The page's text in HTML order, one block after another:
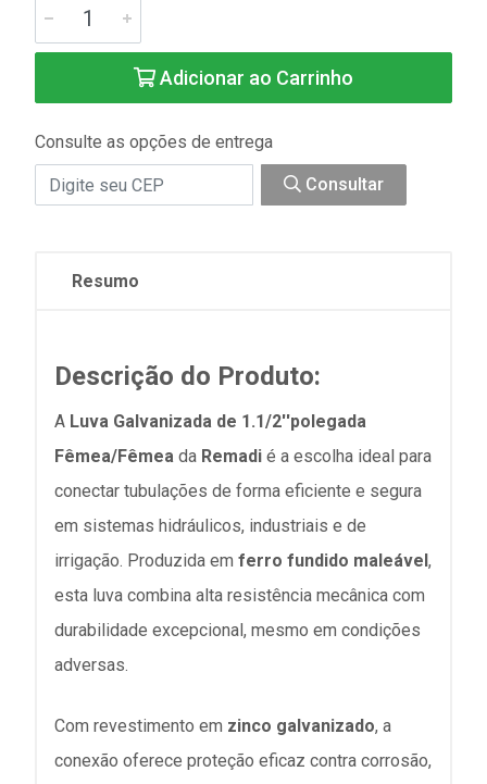
Adicionar ao Carrinho
Consulte as opções de entrega
Consultar
Resumo
Descrição do Produto:
A Luva Galvanizada de 1.1/2''polegada
Fêmea/Fêmea da Remadi é a escolha ideal para
conectar tubulações de forma eficiente e segura
em sistemas hidráulicos, industriais e de
irrigação. Produzida em ferro fundido maleável,
esta luva combina alta resistência mecânica com
durabilidade excepcional, mesmo em condições
adversas.
Com revestimento em zinco galvanizado, a
conexão oferece proteção eficaz contra corrosão,